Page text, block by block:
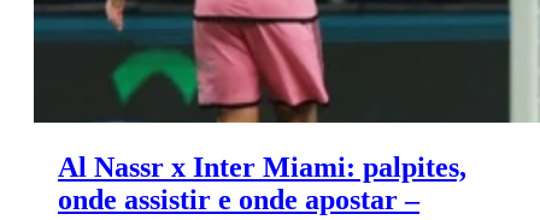
Al Nassr x Inter Miami: palpites,
onde assistir e onde apostar –